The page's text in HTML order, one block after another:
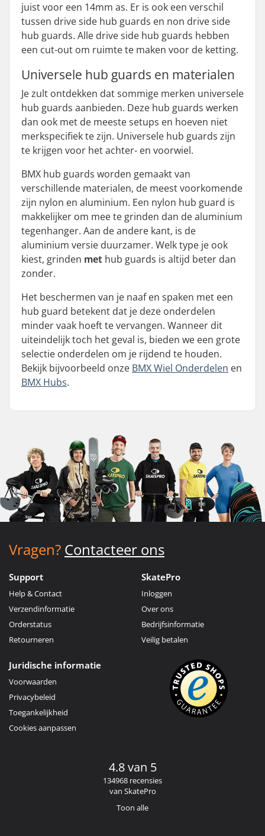
juist voor een 14mm as. Er is ook een verschil
tussen drive side hub guards en non drive side
hub guards. Alle drive side hub guards hebben
een cut-out om ruimte te maken voor de ketting.
Universele hub guards en materialen
Je zult ontdekken dat sommige merken universele
hub guards aanbieden. Deze hub guards werken
dan ook met de meeste setups en hoeven niet
merkspecifiek te zijn. Universele hub guards zijn
te krijgen voor het achter- en voorwiel.
BMX hub guards worden gemaakt van
verschillende materialen, de meest voorkomende
zijn nylon en aluminium. Een nylon hub guard is
makkelijker om mee te grinden dan de aluminium
tegenhanger. Aan de andere kant, is de
aluminium versie duurzamer. Welk type je ook
kiest, grinden met hub guards is altijd beter dan
zonder.
Het beschermen van je naaf en spaken met een
hub guard betekent dat je deze onderdelen
minder vaak hoeft te vervangen. Wanneer dit
uiteindelijk toch het geval is, bieden we een grote
selectie onderdelen om je rijdend te houden.
Bekijk bijvoorbeeld onze BMX Wiel Onderdelen en
BMX Hubs.
Vragen? Contacteer ons
Support
Help & Contact
Verzendinformatie
Orderstatus
Retourneren
SkatePro
Inloggen
Over ons
Bedrijfsinformatie
Veilig betalen
Juridische informatie
Voorwaarden
Privacybeleid
Toegankelijkheid
Cookies aanpassen
4.8 van 5
134968 recensies
van SkatePro
Toon alle